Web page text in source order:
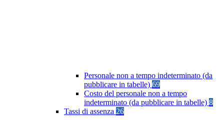
Personale non a tempo indeterminato (da
pubblicare in tabelle) 69
Costo del personale non a tempo
indeterminato (da pubblicare in tabelle) 8
Tassi di assenza 26